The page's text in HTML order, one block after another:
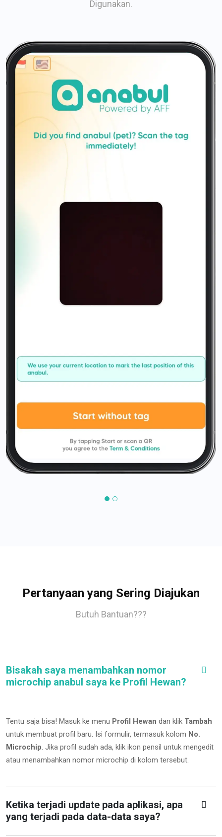
Digunakan.
Pertanyaan yang Sering Diajukan
Butuh Bantuan???
Bisakah saya menambahkan nomor
microchip anabul saya ke Profil Hewan?
Tentu saja bisa! Masuk ke menu Profil Hewan dan klik Tambah
untuk membuat profil baru. Isi formulir, termasuk kolom No.
Microchip. Jika profil sudah ada, klik ikon pensil untuk mengedit
atau menambahkan nomor microchip di kolom tersebut.
Ketika terjadi update pada aplikasi, apa
yang terjadi pada data-data saya?